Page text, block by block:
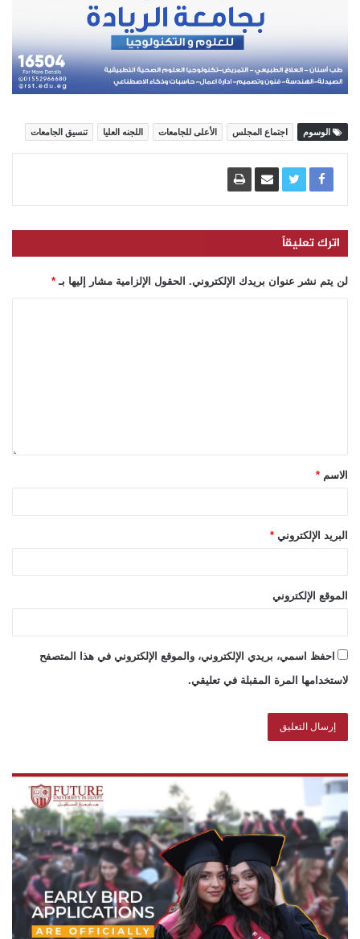
الوسوم اجتماع المجلس الأعلى للجامعات اللجنه العليا تنسيق الجامعات
اترك تعليقاً
لن يتم نشر عنوان بريدك الإلكتروني. الحقول الإلزامية مشار إليها بـ *
الاسم *
البريد الإلكتروني *
الموقع الإلكتروني
احفظ اسمي، بريدي الإلكتروني، والموقع الإلكتروني في هذا المتصفح
لاستخدامها المرة المقبلة في تعليقي.